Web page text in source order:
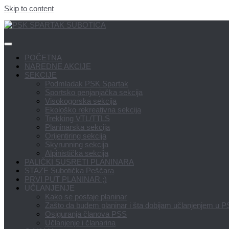
Skip to content
POČETNA
NAREDNE AKCIJE
SEKCIJE
Podmladak PSK Spartak
Sportsko penjanjačka sekcija
Visokogorska sekcija
Ekološko rekreativna sekcija
Trekking VTL/TTLS
Planinarska sekcija
Orijentiring sekcija
Skyrunning sekcija
Alpinistička sekcija
PALIČKI SUSRETI PLANINARA
STAZE Subotička Peščara
PRVI PUT PLANINAR ;)
UČLANJENJE
Kako se postaje planinar
Zašto da budem planinar i šta dobijam učlanjenjem u
Osiguranja članova PSS
Učlanjenje i članarina